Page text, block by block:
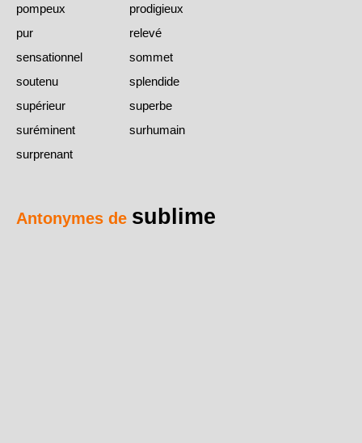
pompeux
prodigieux
pur
relevé
sensationnel
sommet
soutenu
splendide
supérieur
superbe
suréminent
surhumain
surprenant
Antonymes de sublime